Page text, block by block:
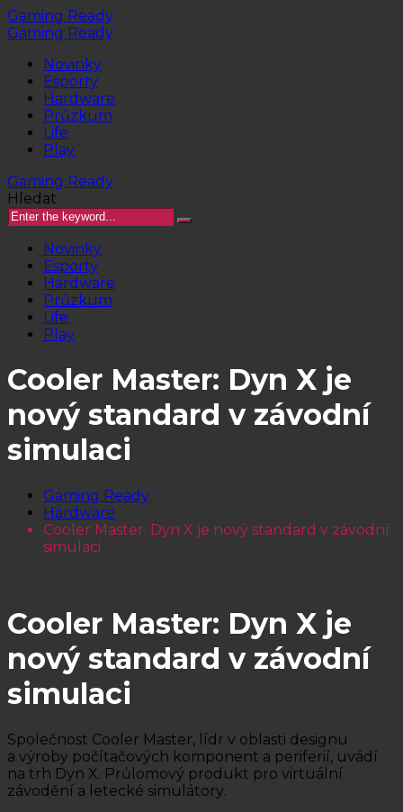
Gaming Ready
Gaming Ready
Novinky
Esporty
Hardware
Průzkum
Life
Play
Gaming Ready
Hledat
Novinky
Esporty
Hardware
Průzkum
Life
Play
Cooler Master: Dyn X je
nový standard v závodní
simulaci
Gaming Ready
Hardware
Cooler Master: Dyn X je nový standard v závodní
simulaci
Cooler Master: Dyn X je
nový standard v závodní
simulaci
Společnost Cooler Master, lídr v oblasti designu
a výroby počítačových komponent a periferií, uvádí
na trh Dyn X. Průlomový produkt pro virtuální
závodění a letecké simulátory.